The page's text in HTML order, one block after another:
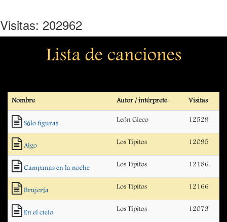
Visitas: 202962
Lista de canciones
Nombre Autor / intérprete Visitas
Sólo figuras León Gieco 12529
Algo Los Tipitos 12095
Campanas en la noche Los Tipitos 12186
Brujería Los Tipitos 12166
En el cielo Los Tipitos 12073